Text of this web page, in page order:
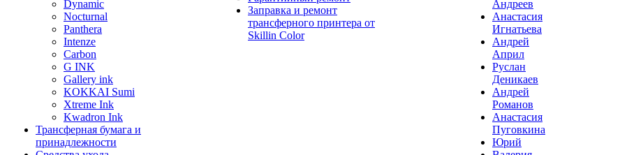
Dynamic
Nocturnal
Panthera
Intenze
Carbon
G INK
Gallery ink
KOKKAI Sumi
Xtreme Ink
Kwadron Ink
Трансферная бумага и
принадлежности
Заправка и ремонт
трансферного принтера от
Skillin Color
Андреев
Анастасия
Игнатьева
Андрей
Април
Руслан
Деникаев
Андрей
Романов
Анастасия
Пуговкина
Юрий